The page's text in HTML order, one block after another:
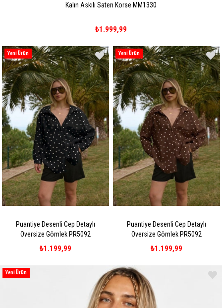
Kalın Askılı Saten Korse MM1330
₺1.999,99
Puantiye Desenli Cep Detaylı
Oversize Gömlek PR5092
₺1.199,99
Yeni Ürün
Puantiye Desenli Cep Detaylı
Oversize Gömlek PR5092
₺1.199,99
Yeni Ürün
Yeni Ürün